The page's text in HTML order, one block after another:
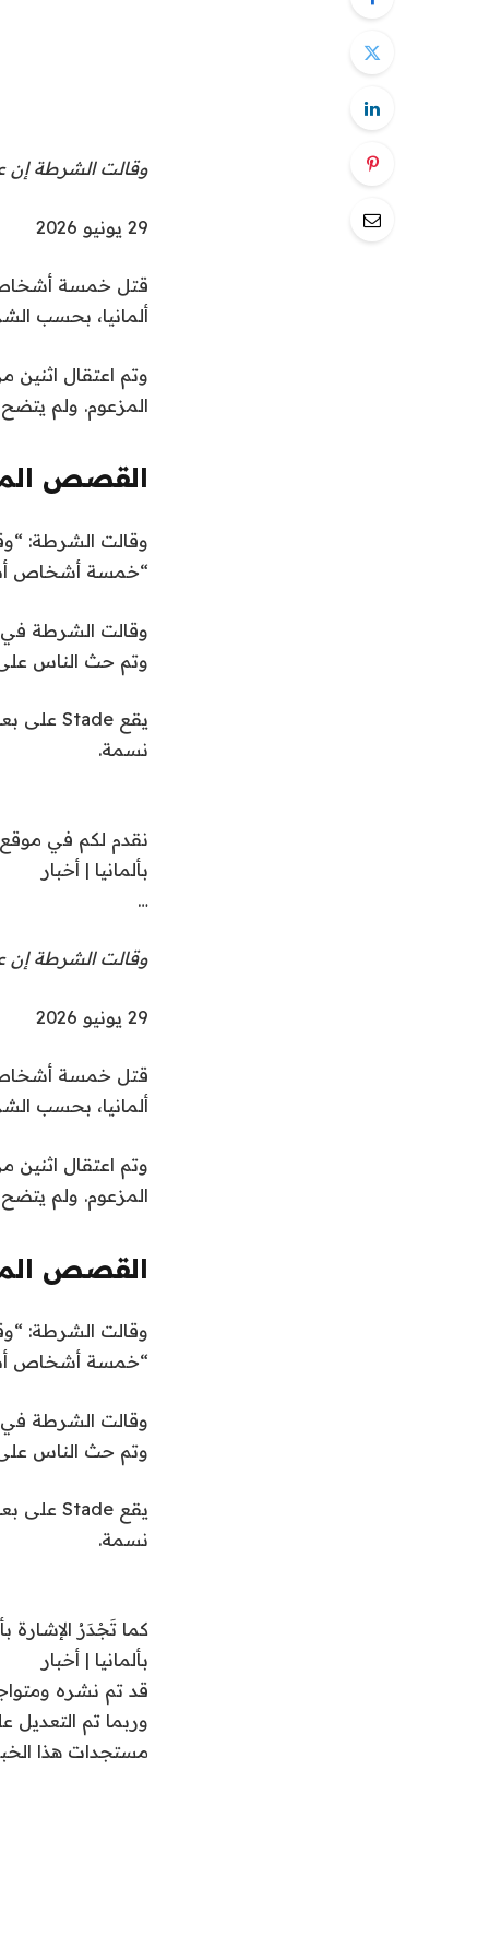
وقالت الشرطة إن
ت
ا
ل
ش
ر
ت
ي
و
ن
2
0
2
29 يونيو 2026
قتل خمسة أشخاص
ألمانيا، بحسب
وتم اعتقال اثنين
المزعوم. ولم يتضح
القصص
ا
ن
3
ا
ص
ر
ه
ل
ق
م
ة
وقالت الشرطة:
“خمسة أشخاص
وقالت الشرطة
وتم حث الناس
نسمة.
نقدم لكم في
بألمانيا | أخبار
…
وقالت الشرطة إن
ت
ا
ل
ش
ر
ت
ي
و
ن
2
0
2
6
29 يونيو 2026
قتل خمسة أشخاص
ألمانيا، بحسب
وتم اعتقال اثنين
المزعوم. ولم يتضح
القصص
ا
م
ة
ن
3
ا
ص
ر
ه
ي
ة
ل
ق
م
ة
وقالت الشرطة:
“خمسة أشخاص
وقالت الشرطة
وتم حث الناس
نسمة.
كما تَجْدَرُ
بألمانيا | أخبار
قد تم نشره
وربما تم التعديل
مستجدات هذا